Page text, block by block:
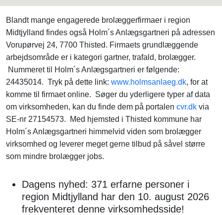
Blandt mange engagerede brolæggerfirmaer i region
Midtjylland findes også Holm´s Anlægsgartneri på adressen
Vorupørvej 24, 7700 Thisted. Firmaets grundlæggende
arbejdsområde er i kategori gartner, trafald, brolægger.
Nummeret til Holm´s Anlægsgartneri er følgende:
24435014. Tryk på dette link: www.holmsanlaeg.dk, for at
komme til firmaet online. Søger du yderligere typer af data
om virksomheden, kan du finde dem på portalen cvr.dk via
SE-nr 27154573. Med hjemsted i Thisted kommune har
Holm´s Anlægsgartneri himmelvid viden som brolægger
virksomhed og leverer meget gerne tilbud på såvel større
som mindre brolægger jobs.
Dagens nyhed: 371 erfarne personer i
region Midtjylland har den 10. august 2026
frekventeret denne virksomhedsside!